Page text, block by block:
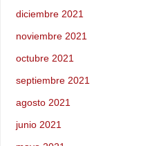
diciembre 2021
noviembre 2021
octubre 2021
septiembre 2021
agosto 2021
junio 2021